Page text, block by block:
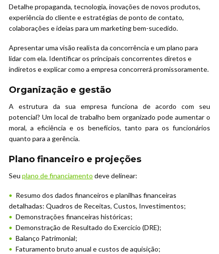
Detalhe propaganda, tecnologia, inovações de novos produtos,
experiência do cliente e estratégias de ponto de contato,
colaborações e ideias para um marketing bem-sucedido.
Apresentar uma visão realista da concorrência e um plano para
lidar com ela. Identificar os principais concorrentes diretos e
indiretos e explicar como a empresa concorrerá promissoramente.
Organização e gestão
A estrutura da sua empresa funciona de acordo com seu
potencial? Um local de trabalho bem organizado pode aumentar o
moral, a eficiência e os benefícios, tanto para os funcionários
quanto para a gerência.
Plano financeiro e projeções
Seu plano de financiamento deve delinear:
Resumo dos dados financeiros e planilhas financeiras
detalhadas: Quadros de Receitas, Custos, Investimentos;
Demonstrações financeiras históricas;
Demonstração de Resultado do Exercício (DRE);
Balanço Patrimonial;
Faturamento bruto anual e custos de aquisição;